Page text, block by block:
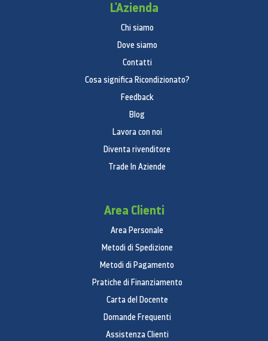
Il sistema di filtraggio avanzato a 5 strati di JetBot
microfiltro lavabile e un filtro per polveri fini per
rilasciare aria pulita.
Contenitore della polvere
completamente lavabile
Mantenere l’igiene del contenitore e svuotare
l’aspirapolvere non è mai stato così semplice. L’intero
contenitore da 0,2 litri, compreso il sistema
multiciclonico, è completamente lavabile, per una
L'Azienda
Chi siamo
Dove siamo
Contatti
Cosa significa Ricondizionato?
Feedback
Blog
Lavora con noi
Diventa rivenditore
Trade In Aziende
Area Clienti
Area Personale
Metodi di Spedizione
Metodi di Pagamento
Pratiche di Finanziamento
Carta del Docente
Domande Frequenti
Assistenza Clienti